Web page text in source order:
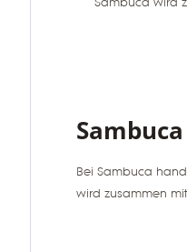
Bei Sambuca
wird zusammen